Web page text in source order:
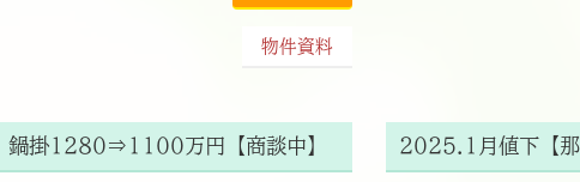
物件資料
鍋掛1280⇒1100万円【商談中】 2025.1月値下【